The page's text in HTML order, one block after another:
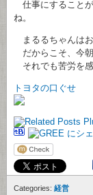
仕事にすること
ね。
まるるちゃんは
だからこそ、今
それでも苦労を
トヨタの口ぐせ
Categories: 経営